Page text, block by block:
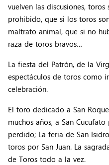
vuelven las discusiones,
prohibido, que si los toros
maltrato animal, que si no
raza de toros bravos…
La fiesta del Patrón, de la
espectáculos de toros como
celebración.
El toro dedicado a San
muchos años, a San
perdido; La feria de San
toros por San Juan. La
de Toros todo a la vez.